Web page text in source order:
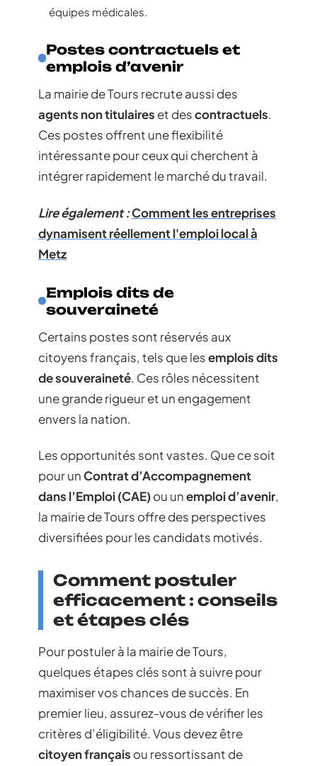
équipes médicales.
Postes contractuels et
emplois d’avenir
La mairie de Tours recrute aussi des
agents non titulaires et descontractuels.
Ces postes offrent une flexibilité
intéressante pour ceux qui cherchent à
intégrer rapidement le marché du travail.
Lire également :Comment les entreprises
dynamisent réellement l'emploi local à
Metz
Emplois dits de
souveraineté
Certains postes sont réservés aux
citoyens français, tels que lesemplois dits
de souveraineté. Ces rôles nécessitent
une grande rigueur et un engagement
envers la nation.
Les opportunités sont vastes. Que ce soit
pour unContrat d’Accompagnement
dans l’Emploi (CAE)ou unemploi d’avenir,
la mairie de Tours offre des perspectives
diversifiées pour les candidats motivés.
Comment postuler
efficacement : conseils
et étapes clés
Pour postuler à la mairie de Tours,
quelques étapes clés sont à suivre pour
maximiser vos chances de succès. En
premier lieu, assurez-vous de vérifier les
critères d’éligibilité. Vous devez être
citoyen français ou ressortissant de